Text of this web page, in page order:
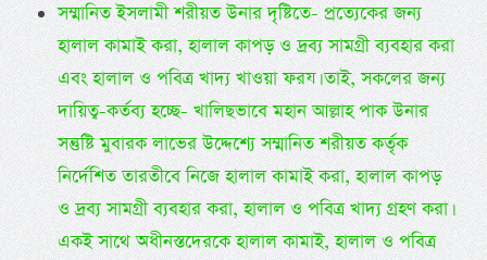
সম্মানিত ইসলামী শরীয়ত উনার দৃষ্টিতে- প্রত্যেকের জন্য
হালাল কামাই করা, হালাল কাপড় ও দ্রব্য সামগ্রী ব্যবহার করা
এবং হালাল ও পবিত্র খাদ্য খাওয়া ফরয। তাই, সকলের জন্য
দায়িত্ব-কর্তব্য হচ্ছে- খালিছভাবে মহান আল্লাহ পাক উনার
সন্তুষ্টি মুবারক লাভের উদ্দেশ্যে সম্মানিত শরীয়ত কর্তৃক
নির্দেশিত তারতীবে নিজে হালাল কামাই করা, হালাল কাপড়
ও দ্রব্য সামগ্রী ব্যবহার করা, হালাল ও পবিত্র খাদ্য গ্রহণ করা।
একই সাথে অধীনস্তদেরকে হালাল কামাই, হালাল ও পবিত্র